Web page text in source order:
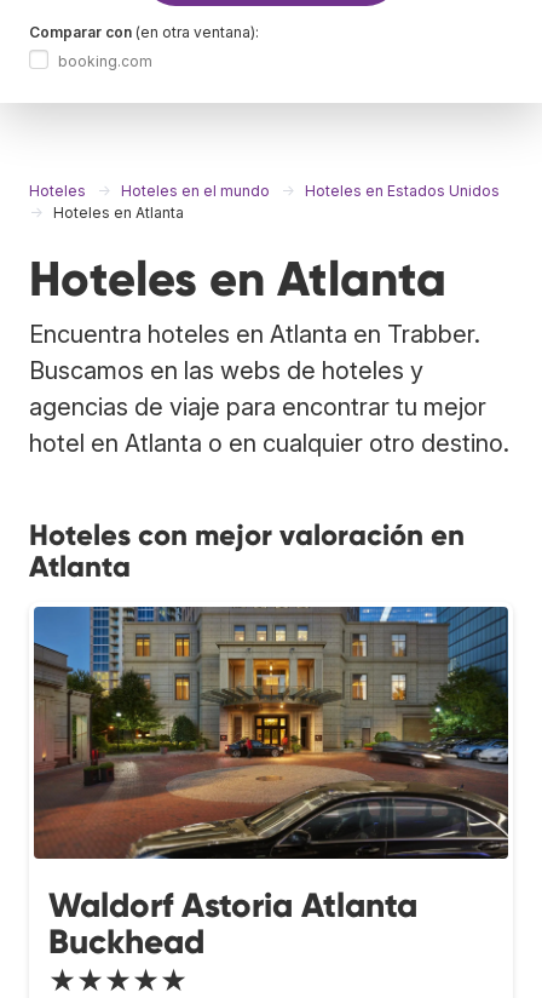
Comparar con (en otra ventana):
booking.com
Hoteles Hoteles en el mundo
Hoteles en Estados Unidos
Hoteles en Atlanta
Hoteles en Atlanta
Encuentra hoteles en Atlanta en Trabber.
Buscamos en las webs de hoteles y
agencias de viaje para encontrar tu mejor
hotel en Atlanta o en cualquier otro destino.
Hoteles con mejor valoración en
Atlanta
Waldorf Astoria Atlanta
Buckhead
★★★★★